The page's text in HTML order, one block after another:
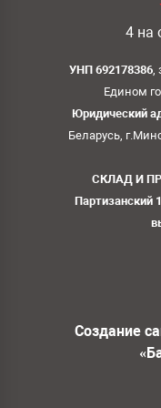
4 на
УНП 692178386
Едином
Юридический
Беларусь,
СКЛАД И
Партизанский
Создание